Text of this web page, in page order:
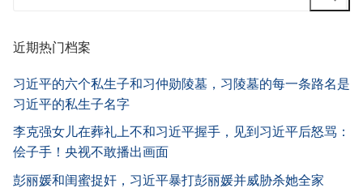
近期热门档案
习近平的六个私生子和习仲勋陵墓，习陵墓的每一条路名是
习近平的私生子名字
李克强女儿在葬礼上不和习近平握手，见到习近平后怒骂：
侩子手！央视不敢播出画面
彭丽媛和闺蜜捉奸，习近平暴打彭丽媛并威胁杀她全家